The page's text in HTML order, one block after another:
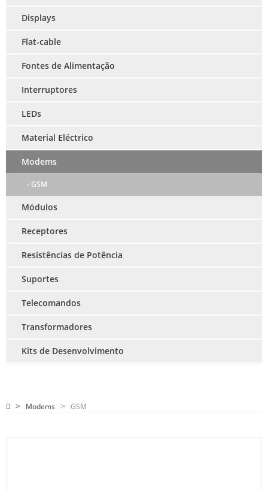
Displays
Flat-cable
Fontes de Alimentação
Interruptores
LEDs
Material Eléctrico
Modems
- GSM
Módulos
Receptores
Resistências de Potência
Suportes
Telecomandos
Transformadores
Kits de Desenvolvimento
Modems GSM